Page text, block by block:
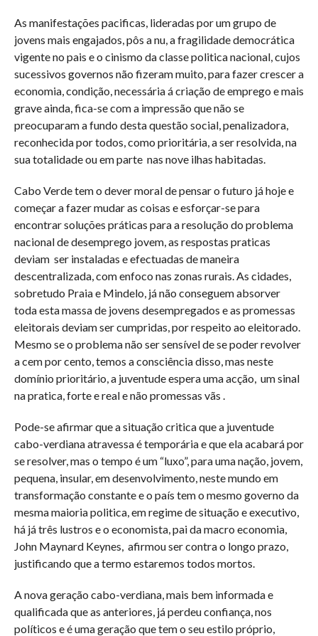
As manifestações pacificas, lideradas por um grupo de
jovens mais engajados, pôs a nu, a fragilidade democrática
vigente no pais e o cinismo da classe politica nacional, cujos
sucessivos governos não fizeram muito, para fazer crescer a
economia, condição, necessária á criação de emprego e mais
grave ainda, fica-se com a impressão que não se
preocuparam a fundo desta questão social, penalizadora,
reconhecida por todos, como prioritária, a ser resolvida, na
sua totalidade ou em parte nas nove ilhas habitadas.
Cabo Verde tem o dever moral de pensar o futuro já hoje e
começar a fazer mudar as coisas e esforçar-se para
encontrar soluções práticas para a resolução do problema
nacional de desemprego jovem, as respostas praticas
deviam ser instaladas e efectuadas de maneira
descentralizada, com enfoco nas zonas rurais. As cidades,
sobretudo Praia e Mindelo, já não conseguem absorver
toda esta massa de jovens desempregados e as promessas
eleitorais deviam ser cumpridas, por respeito ao eleitorado.
Mesmo se o problema não ser sensível de se poder revolver
a cem por cento, temos a consciência disso, mas neste
domínio prioritário, a juventude espera uma acção, um sinal
na pratica, forte e real e não promessas vãs .
Pode-se afirmar que a situação critica que a juventude
cabo-verdiana atravessa é temporária e que ela acabará por
se resolver, mas o tempo é um “luxo”, para uma nação, jovem,
pequena, insular, em desenvolvimento, neste mundo em
transformação constante e o país tem o mesmo governo da
mesma maioria politica, em regime de situação e executivo,
há já três lustros e o economista, pai da macro economia,
John Maynard Keynes, afirmou ser contra o longo prazo,
justificando que a termo estaremos todos mortos.
A nova geração cabo-verdiana, mais bem informada e
qualificada que as anteriores, já perdeu confiança, nos
políticos e é uma geração que tem o seu estilo próprio,